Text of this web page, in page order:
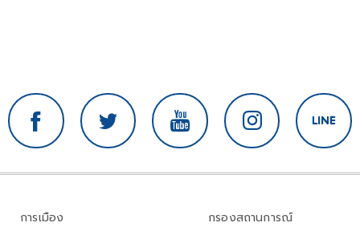
การเมือง
กรองสถานการณ์